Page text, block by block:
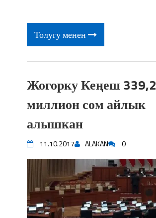
Толугу менен
Жогорку Кеңеш 339,2
миллион сом айлык
алышкан
11.10.2017 ALAKAN 0